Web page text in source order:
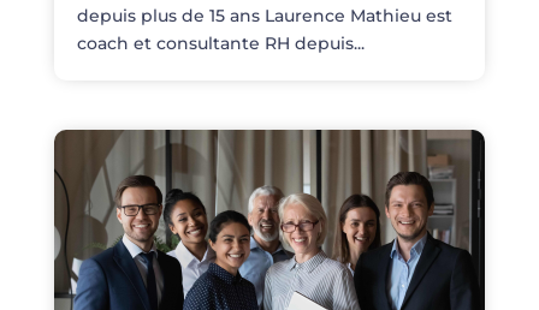
depuis plus de 15 ans Laurence Mathieu est
coach et consultante RH depuis...